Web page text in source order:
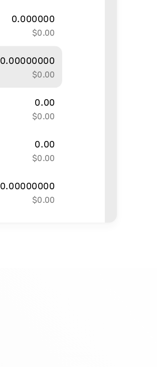
0.000000
$0.00
0.00000000
$0.00
0.00
$0.00
0.00
$0.00
0.00000000
$0.00